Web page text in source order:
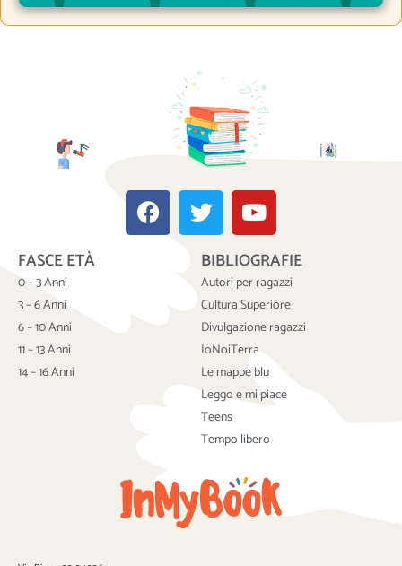
F
a
c
T
w
i
t
t
e
r
Y
o
u
t
u
b
e
FASCE ETÀ
0 – 3 Anni
3 – 6 Anni
6 – 10 Anni
11 – 13 Anni
14 – 16 Anni
BIBLIOGRAFIE
Autori per ragazzi
Cultura Superiore
Divulgazione ragazzi
IoNoiTerra
Le mappe blu
Leggo e mi piace
Teens
Tempo libero